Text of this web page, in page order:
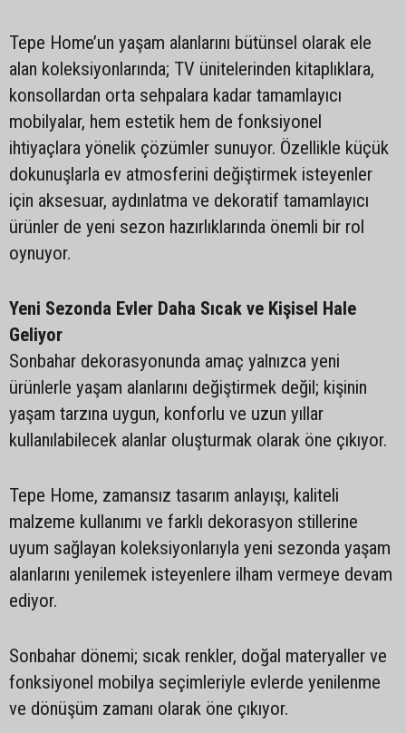
Tepe Home’un yaşam alanlarını bütünsel olarak ele
alan koleksiyonlarında; TV ünitelerinden kitaplıklara,
konsollardan orta sehpalara kadar tamamlayıcı
mobilyalar, hem estetik hem de fonksiyonel
ihtiyaçlara yönelik çözümler sunuyor. Özellikle küçük
dokunuşlarla ev atmosferini değiştirmek isteyenler
için aksesuar, aydınlatma ve dekoratif tamamlayıcı
ürünler de yeni sezon hazırlıklarında önemli bir rol
oynuyor.
Yeni Sezonda Evler Daha Sıcak ve Kişisel Hale
Geliyor
Sonbahar dekorasyonunda amaç yalnızca yeni
ürünlerle yaşam alanlarını değiştirmek değil; kişinin
yaşam tarzına uygun, konforlu ve uzun yıllar
kullanılabilecek alanlar oluşturmak olarak öne çıkıyor.
Tepe Home, zamansız tasarım anlayışı, kaliteli
malzeme kullanımı ve farklı dekorasyon stillerine
uyum sağlayan koleksiyonlarıyla yeni sezonda yaşam
alanlarını yenilemek isteyenlere ilham vermeye devam
ediyor.
Sonbahar dönemi; sıcak renkler, doğal materyaller ve
fonksiyonel mobilya seçimleriyle evlerde yenilenme
ve dönüşüm zamanı olarak öne çıkıyor.